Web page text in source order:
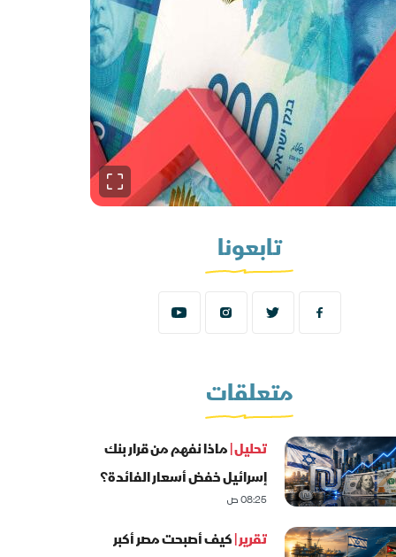
تابعونا
متعلقات
تحليل |ماذا نفهم من قرار بنك
إسرائيل خفض أسعار الفائدة؟
08:25 ص
تقرير |كيف أصبحت مصر أكبر